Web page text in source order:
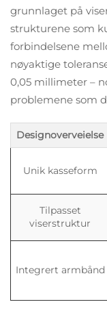
grunnlaget på
strukturene som
forbindelsene
nøyaktige
0,05 millimeter –
problemene som
Designoverveielse
Unik kasseform
Tilpasset
viserstruktur
Integrert armbånd